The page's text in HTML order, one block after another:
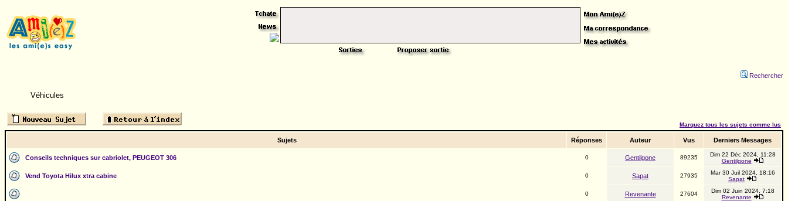
Rechercher
Véhicules
Marquez tous les sujets comme lus
Sujets Réponses Auteur Vus Derniers Messages
Conseils techniques sur cabriolet, PEUGEOT 306 0 Gentilgone 89235
Dim 22 Déc 2024, 11:28
Gentilgone
Vend Toyota Hilux xtra cabine 0 Sapat 27935
Mar 30 Juil 2024, 18:16
Sapat
0 Revenante 27604
Dim 02 Juin 2024, 7:18
Revenante